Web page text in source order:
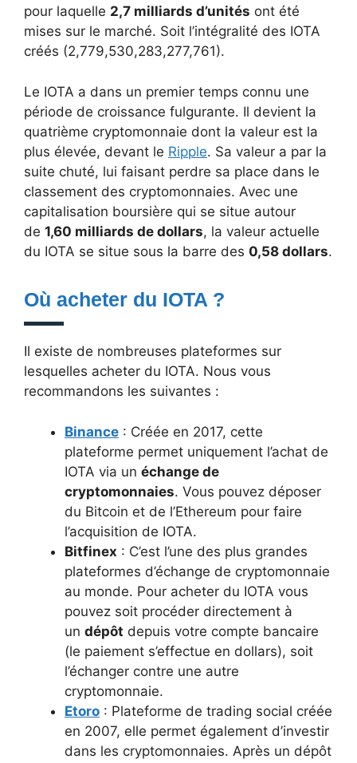
pour laquelle 2,7 milliards d’unités ont été
mises sur le marché. Soit l’intégralité des IOTA
créés (2,779,530,283,277,761).
Le IOTA a dans un premier temps connu une
période de croissance fulgurante. Il devient la
quatrième cryptomonnaie dont la valeur est la
plus élevée, devant le Ripple. Sa valeur a par la
suite chuté, lui faisant perdre sa place dans le
classement des cryptomonnaies. Avec une
capitalisation boursière qui se situe autour
de 1,60 milliards de dollars, la valeur actuelle
du IOTA se situe sous la barre des 0,58 dollars.
Où acheter du IOTA ?
Il existe de nombreuses plateformes sur
lesquelles acheter du IOTA. Nous vous
recommandons les suivantes :
Binance : Créée en 2017, cette
plateforme permet uniquement l’achat de
IOTA via un échange de
cryptomonnaies. Vous pouvez déposer
du Bitcoin et de l’Ethereum pour faire
l’acquisition de IOTA.
Bitfinex : C’est l’une des plus grandes
plateformes d’échange de cryptomonnaie
au monde. Pour acheter du IOTA vous
pouvez soit procéder directement à
un dépôt depuis votre compte bancaire
(le paiement s’effectue en dollars), soit
l’échanger contre une autre
cryptomonnaie.
Etoro : Plateforme de trading social créée
en 2007, elle permet également d’investir
dans les cryptomonnaies. Après un dépôt